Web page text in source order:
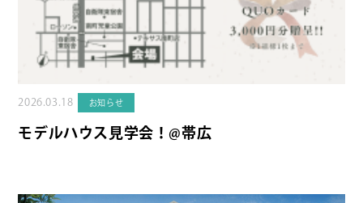
2026.03.18 お知らせ
モデルハウス見学会！@帯広